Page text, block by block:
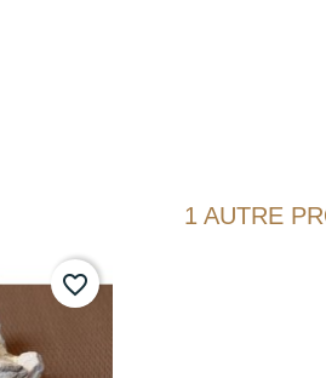
1 AUTRE
favorite_border